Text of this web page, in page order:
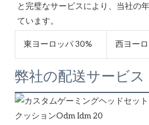
と完璧なサービスにより、当社の
東ヨーロッパ 30% 西ヨー
弊社の配送サービス